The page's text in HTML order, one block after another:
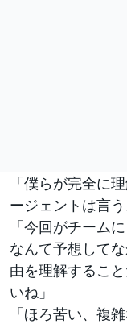
「僕らが完全に
ージェントは言う
「今回がチーム
なんて予想して
由を理解するこ
いね」
「ほろ苦い、複